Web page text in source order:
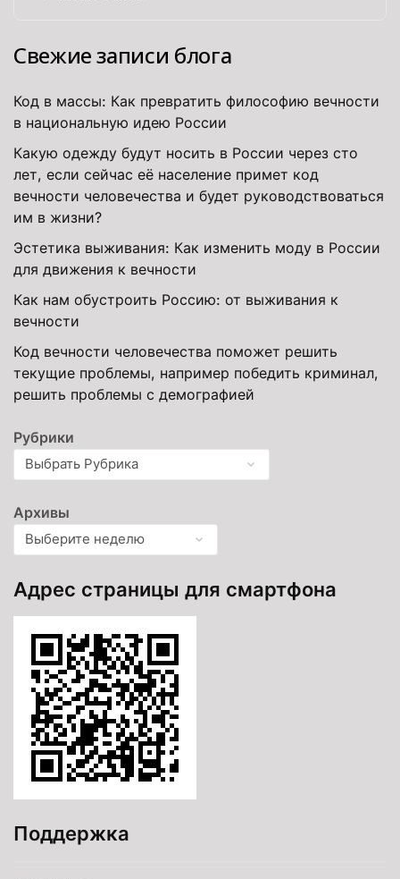
Свежие записи блога
Код в массы: Как превратить философию вечности
в национальную идею России
Какую одежду будут носить в России через сто
лет, если сейчас её население примет код
вечности человечества и будет руководствоваться
им в жизни?
Эстетика выживания: Как изменить моду в России
для движения к вечности
Как нам обустроить Россию: от выживания к
вечности
Код вечности человечества поможет решить
текущие проблемы, например победить криминал,
решить проблемы с демографией
Рубрики
Архивы
Адрес страницы для смартфона
Поддержка